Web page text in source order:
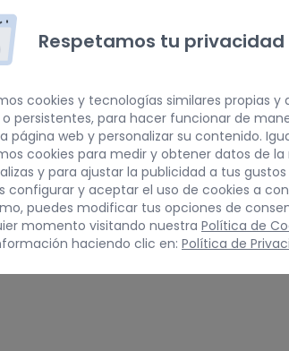
AÑO
2000
Respetamos tu privacidad
cookies y tecnologías similares propias y
o persistentes, para hacer funcionar de
página web y personalizar su contenido.
cookies para medir y obtener datos de
y para ajustar la publicidad a tus
configurar y aceptar el uso de cookies a
puedes modificar tus opciones de
momento visitando nuestra Política de
haciendo clic en: Política de